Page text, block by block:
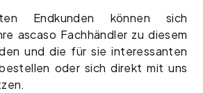
Endkunden können sich
ascaso Fachhändler zu diesem
und die für sie interessanten
oder sich direkt mit uns